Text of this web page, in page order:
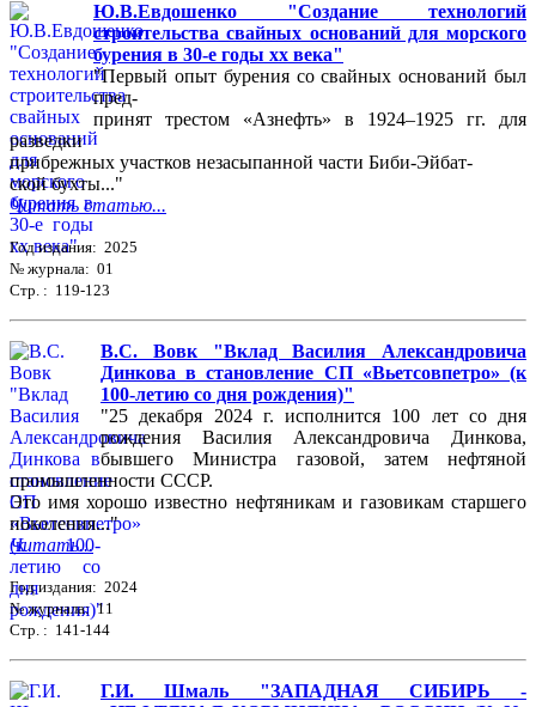
Ю.В.Евдошенко "Создание технологий
строительства свайных оснований для морского
бурения в 30-е годы хх века"
"Первый опыт бурения со свайных оснований был
пред-
принят трестом «Азнефть» в 1924–1925 гг. для
разведки
прибрежных участков незасыпанной части Биби-Эйбат-
ской бухты..."
Читать статью...
Год издания: 2025
№ журнала: 01
Стр. : 119-123
В.С. Вовк "Вклад Василия Александровича
Динкова в становление СП «Вьетсовпетро» (к
100-летию со дня рождения)"
"25 декабря 2024 г. исполнится 100 лет со дня
рождения Василия Александровича Динкова,
бывшего Министра газовой, затем нефтяной
промышленности СССР.
Это имя хорошо известно нефтяникам и газовикам старшего
поколения..."
Читать...
Год издания: 2024
№ журнала: 11
Стр. : 141-144
Г.И. Шмаль "ЗАПАДНАЯ СИБИРЬ -